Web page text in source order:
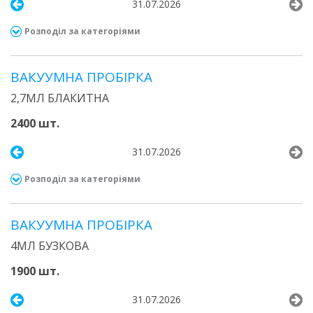
31.07.2026
Розподіл за категоріями
ВАКУУМНА ПРОБІРКА
2,7МЛ БЛАКИТНА
2400 шт.
31.07.2026
Розподіл за категоріями
ВАКУУМНА ПРОБІРКА
4МЛ БУЗКОВА
1900 шт.
31.07.2026